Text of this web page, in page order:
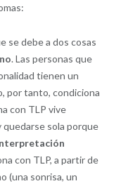
se debe a dos cosas
. Las personas que
tienen un
por tanto, condiciona
con TLP vive
quedarse sola porque
nterpretación
con TLP, a partir de
(una sonrisa, un